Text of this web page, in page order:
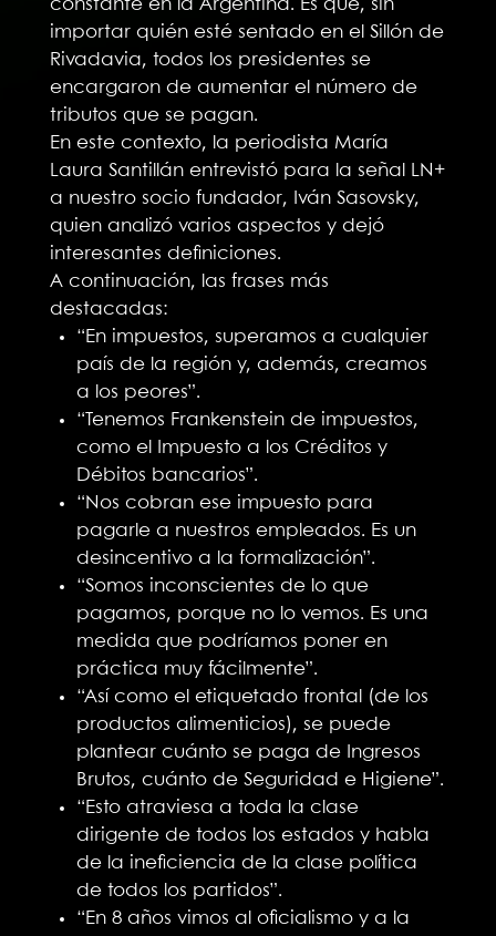
constante en la Argentina. Es que, sin
importar quién esté sentado en el Sillón de
Rivadavia, todos los presidentes se
encargaron de aumentar el número de
tributos que se pagan.
En este contexto, la periodista María
Laura Santillán entrevistó para la señal LN+
a nuestro socio fundador, Iván Sasovsky,
quien analizó varios aspectos y dejó
interesantes definiciones.
A continuación, las frases más
destacadas:
“En impuestos, superamos a cualquier
país de la región y, además, creamos
a los peores”.
“Tenemos Frankenstein de impuestos,
como el Impuesto a los Créditos y
Débitos bancarios”.
“Nos cobran ese impuesto para
pagarle a nuestros empleados. Es un
desincentivo a la formalización”.
“Somos inconscientes de lo que
pagamos, porque no lo vemos. Es una
medida que podríamos poner en
práctica muy fácilmente”.
“Así como el etiquetado frontal (de los
productos alimenticios), se puede
plantear cuánto se paga de Ingresos
Brutos, cuánto de Seguridad e Higiene”.
“Esto atraviesa a toda la clase
dirigente de todos los estados y habla
de la ineficiencia de la clase política
de todos los partidos”.
“En 8 años vimos al oficialismo y a la